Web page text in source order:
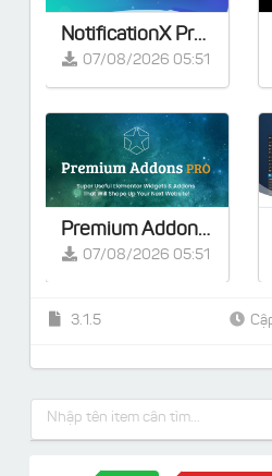
NotificationX Pro v3.1.5 – Giải pháp tiếp thị tốt nhất cho website WordPress của bạn
07/08/2026 05:51
Premium Addons PRO for Elementor v2.9.57 [Activated]
07/08/2026 05:51
3.1.5